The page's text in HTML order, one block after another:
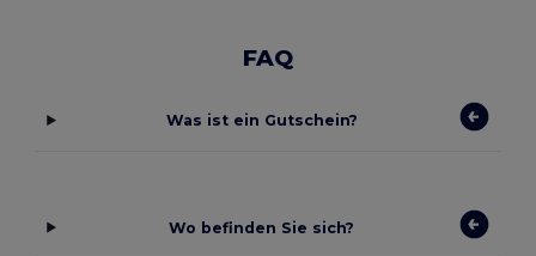
FAQ
Was ist ein Gutschein?
Wo befinden Sie sich?